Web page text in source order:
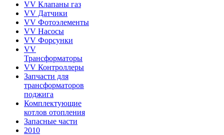
VV Клапаны газ
VV Датчики
VV Фотоэлементы
VV Насосы
VV Форсунки
VV
Трансформаторы
VV Контроллеры
Запчасти для
трансформаторов
поджига
Комплектующие
котлов отопления
Запасные части
2010